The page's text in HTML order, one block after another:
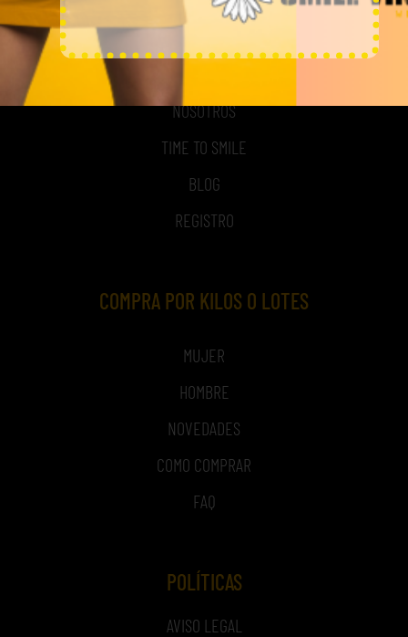
MI CUENTA
NOSOTROS
TIME TO SMILE
BLOG
REGISTRO
COMPRA POR KILOS O LOTES
MUJER
HOMBRE
NOVEDADES
COMO COMPRAR
FAQ
POLÍTICAS
AVISO LEGAL